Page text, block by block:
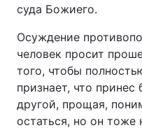
суда Божиего.
Осуждение
человек просит
того, чтобы
признает, что
другой, прощая,
остаться, но он тоже